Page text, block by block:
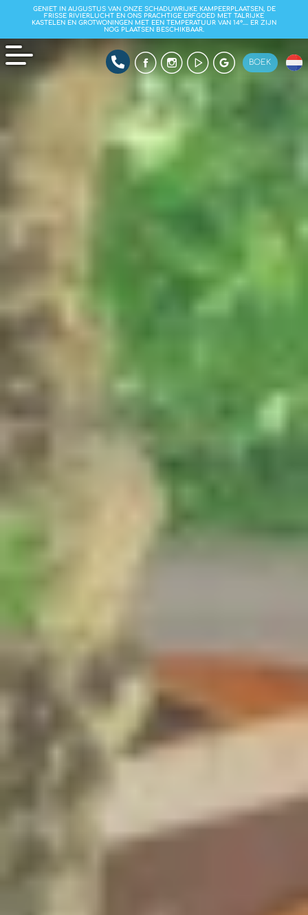
GENIET IN AUGUSTUS VAN ONZE SCHADUWRIJKE KAMPEERPLAATSEN, DE
FRISSE RIVIERLUCHT EN ONS PRACHTIGE ERFGOED MET TALRIJKE
KASTELEN EN GROTWONINGEN MET EEN TEMPERATUUR VAN 14°…. ER ZIJN
NOG PLAATSEN BESCHIKBAAR.
BOEK